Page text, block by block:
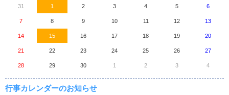
31 1 2 3 4 5 6
7 8 9 10 11 12 13
14 15 16 17 18 19 20
21 22 23 24 25 26 27
28 29 30 1 2 3 4
行事カレンダーのお知らせ